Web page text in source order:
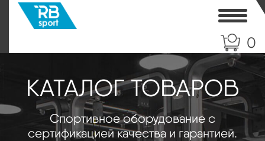
0
КАТАЛОГ ТОВАРОВ
Спортивное оборудование с
сертификацией качества и гарантией.